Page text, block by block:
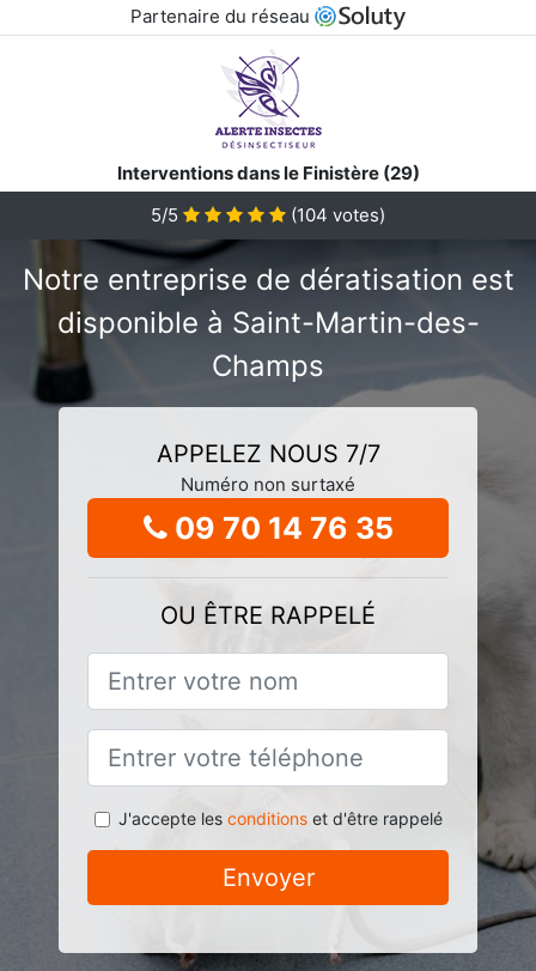
Partenaire du réseau
Interventions dans le Finistère (29)
5/5
(104 votes)
Notre entreprise de dératisation est
disponible à Saint-Martin-des-
Champs
APPELEZ NOUS 7/7
Numéro non surtaxé
09 70 14 76 35
OU ÊTRE RAPPELÉ
J'accepte les conditionset d'être rappelé
Envoyer